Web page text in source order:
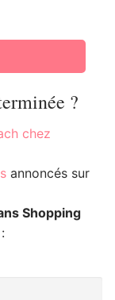
?
chez
annoncés sur
Shopping